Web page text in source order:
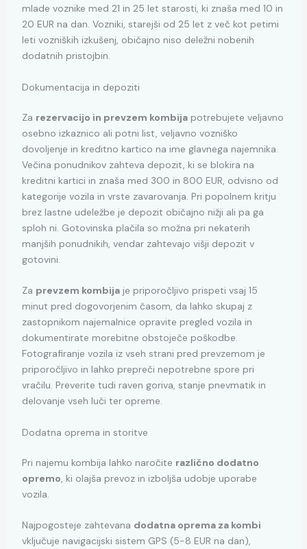
mlade voznike med 21 in 25 let starosti, ki znaša med 10 in
20 EUR na dan. Vozniki, starejši od 25 let z več kot petimi
leti vozniških izkušenj, običajno niso deležni nobenih
dodatnih pristojbin.
Dokumentacija in depoziti
Za rezervacijo in prevzem kombijapotrebujete veljavno
osebno izkaznico ali potni list, veljavno vozniško
dovoljenje in kreditno kartico na ime glavnega najemnika.
Večina ponudnikov zahteva depozit, ki se blokira na
kreditni kartici in znaša med 300 in 800 EUR, odvisno od
kategorije vozila in vrste zavarovanja. Pri popolnem kritju
brez lastne udeležbe je depozit običajno nižji ali pa ga
sploh ni. Gotovinska plačila so možna pri nekaterih
manjših ponudnikih, vendar zahtevajo višji depozit v
gotovini.
Za prevzem kombijaje priporočljivo prispeti vsaj 15
minut pred dogovorjenim časom, da lahko skupaj z
zastopnikom najemalnice opravite pregled vozila in
dokumentirate morebitne obstoječe poškodbe.
Fotografiranje vozila iz vseh strani pred prevzemom je
priporočljivo in lahko prepreči nepotrebne spore pri
vračilu. Preverite tudi raven goriva, stanje pnevmatik in
delovanje vseh luči ter opreme.
Dodatna oprema in storitve
Pri najemu kombija lahko naročite različno dodatno
opremo , ki olajša prevoz in izboljša udobje uporabe
vozila.
Najpogosteje zahtevana dodatna oprema za kombi
vključuje navigacijski sistem GPS (5-8 EUR na dan),